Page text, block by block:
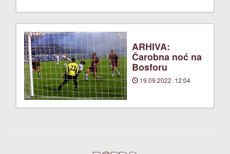
ARHIVA:
Čarobna noć na
Bosforu
19.09.2022. 12:04